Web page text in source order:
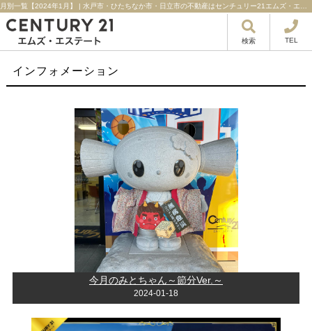
検索 TEL
インフォメーション
今月のみとちゃん～節分Ver.～
2024-01-18